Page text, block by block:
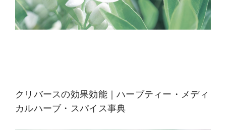
クリバースの効果効能｜ハーブティー・メディ
カルハーブ・スパイス事典